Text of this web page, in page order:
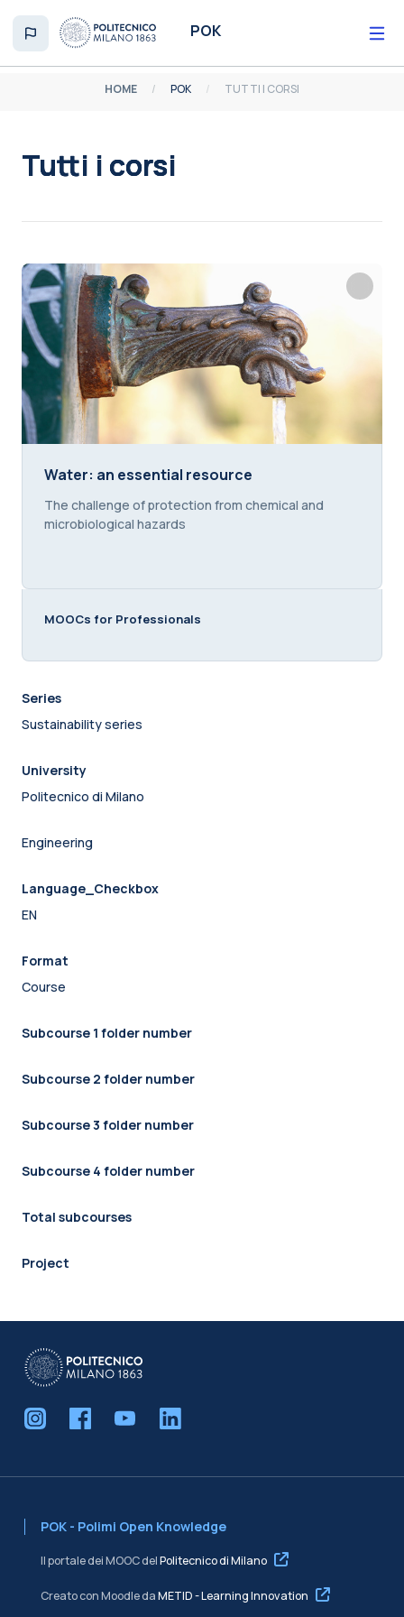
POK
HOME POK TUTTI I CORSI
Tutti i corsi
Water: an essential resource
Water: an essential resource
Course summary text:
The challenge of protection from chemical and
microbiological hazards
MOOCs for Professionals
Series
Sustainability series
University
Politecnico di Milano
Engineering
Language_Checkbox
EN
Format
Course
Subcourse 1 folder number
Subcourse 2 folder number
Subcourse 3 folder number
Subcourse 4 folder number
Total subcourses
Project
POK - Polimi Open Knowledge
Il portale dei MOOC delPolitecnico di Milano
Creato con Moodle daMETID - Learning Innovation